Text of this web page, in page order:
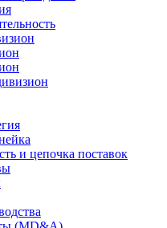
и цепочка поставок